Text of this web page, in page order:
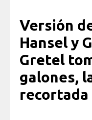
Versión
Hansel y
Gretel
galones,
recortada